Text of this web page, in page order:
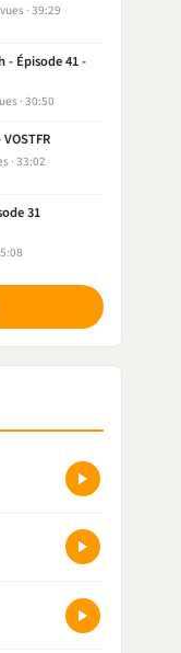
39:29
- Épisode 41 -
30:50
33:02
31